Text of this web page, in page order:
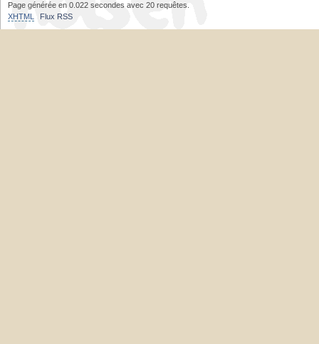
Page générée en 0.022 secondes avec 20 requêtes.
XHTML
Flux RSS